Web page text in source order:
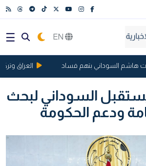
هاشم السوداني بتهم فساد العراق وتركيا
السوداني لبحث
ودعم الحكومة